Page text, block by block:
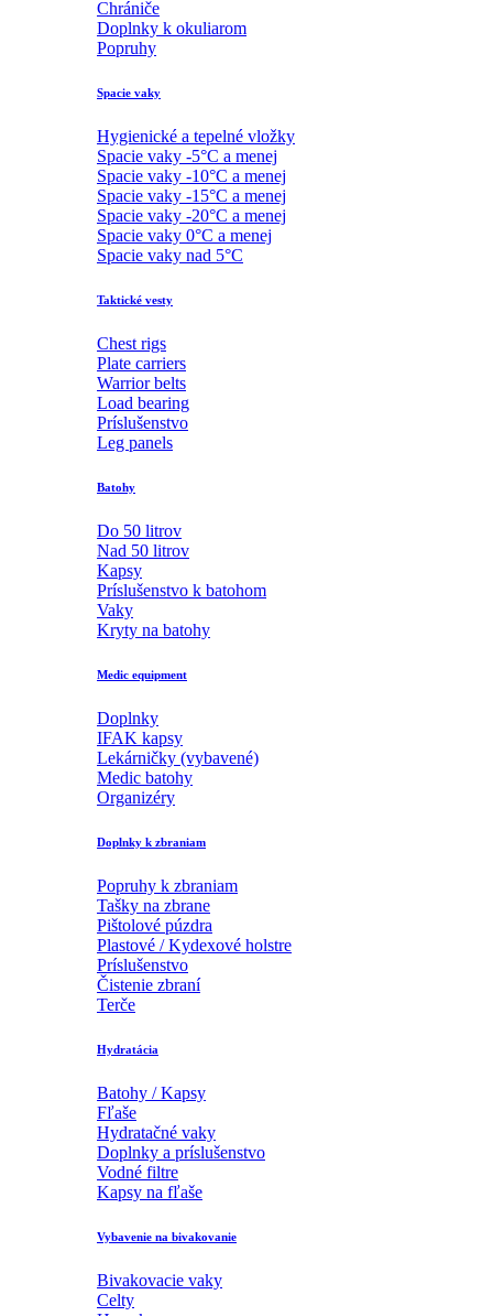
Chrániče
Doplnky k okuliarom
Popruhy
Spacie vaky
Hygienické a tepelné vložky
Spacie vaky -5°C a menej
Spacie vaky -10°C a menej
Spacie vaky -15°C a menej
Spacie vaky -20°C a menej
Spacie vaky 0°C a menej
Spacie vaky nad 5°C
Taktické vesty
Chest rigs
Plate carriers
Warrior belts
Load bearing
Príslušenstvo
Leg panels
Batohy
Do 50 litrov
Nad 50 litrov
Kapsy
Príslušenstvo k batohom
Vaky
Kryty na batohy
Medic equipment
Doplnky
IFAK kapsy
Lekárničky (vybavené)
Medic batohy
Organizéry
Doplnky k zbraniam
Popruhy k zbraniam
Tašky na zbrane
Pištolové púzdra
Plastové / Kydexové holstre
Príslušenstvo
Čistenie zbraní
Terče
Hydratácia
Batohy / Kapsy
Fľaše
Hydratačné vaky
Doplnky a príslušenstvo
Vodné filtre
Kapsy na fľaše
Vybavenie na bivakovanie
Bivakovacie vaky
Celty